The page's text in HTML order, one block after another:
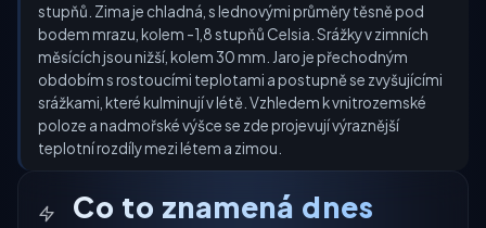
stupňů. Zima je chladná, s lednovými průměry těsně pod
bodem mrazu, kolem -1,8 stupňů Celsia. Srážky v zimních
měsících jsou nižší, kolem 30 mm. Jaro je přechodným
obdobím s rostoucími teplotami a postupně se zvyšujícími
srážkami, které kulminují v létě. Vzhledem k vnitrozemské
poloze a nadmořské výšce se zde projevují výraznější
teplotní rozdíly mezi létem a zimou.
Co to znamená dnes